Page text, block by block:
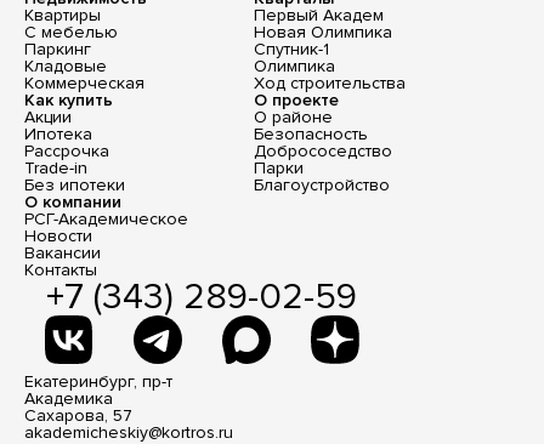
Квартиры
С мебелью
Паркинг
Кладовые
Коммерческая
Первый Академ
Новая Олимпика
Спутник-1
Олимпика
Ход строительства
Как купить
Акции
Ипотека
Рассрочка
Trade-in
Без ипотеки
О проекте
О районе
Безопасность
Добрососедство
Парки
Благоустройство
О компании
РСГ-Академическое
Новости
Вакансии
Контакты
+7 (343) 289-02-59
Екатеринбург, пр-т
Академика
Сахарова, 57
akademicheskiy@kortros.ru